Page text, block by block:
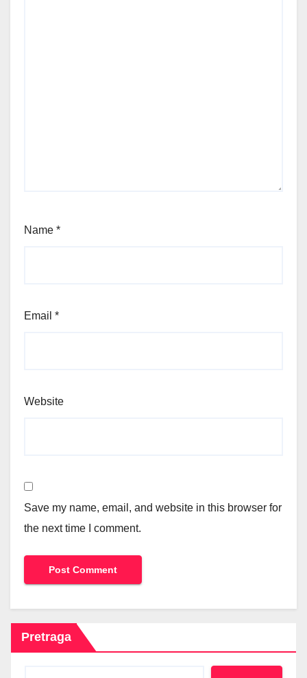
Name *
Email *
Website
Save my name, email, and website in this browser for
the next time I comment.
Pretraga